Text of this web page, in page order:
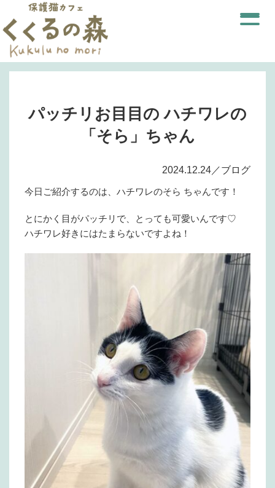
パッチリお目目の ハチワレの
「そら」ちゃん
2024.12.24／ブログ
今日ご紹介するのは、ハチワレのそら ちゃんです！
とにかく目がパッチリで、とっても可愛いんです♡
ハチワレ好きにはたまらないですよね！